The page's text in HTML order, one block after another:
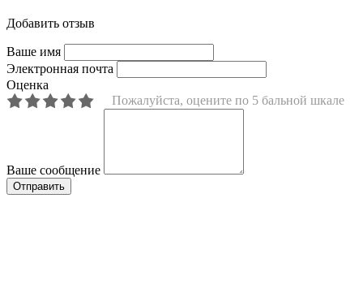
Добавить отзыв
Ваше имя
Электронная почта
Оценка
Пожалуйста, оцените по 5 бальной шкале
Ваше сообщение